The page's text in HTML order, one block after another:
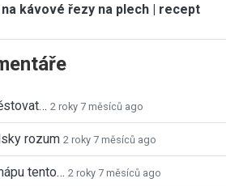
kávové řezy na plech | recept
2 roky 7 měsíců ago
rozum 2 roky 7 měsíců ago
tento… 2 roky 7 měsíců ago